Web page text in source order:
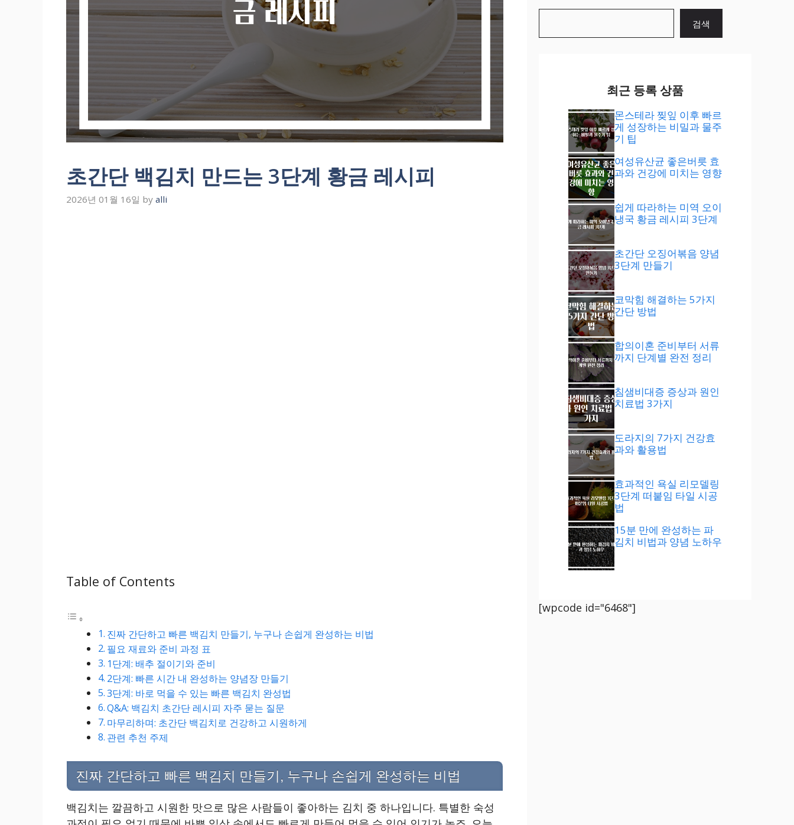
초간단 백김치 만드는 3단계 황금 레시피
2026년 01월 16일 by alli
Table of Contents
진짜 간단하고 빠른 백김치 만들기, 누구나 손쉽게 완성하는 비법
필요 재료와 준비 과정 표
1단계: 배추 절이기와 준비
2단계: 빠른 시간 내 완성하는 양념장 만들기
3단계: 바로 먹을 수 있는 빠른 백김치 완성법
Q&A: 백김치 초간단 레시피 자주 묻는 질문
마무리하며: 초간단 백김치로 건강하고 시원하게
관련 추천 주제
진짜 간단하고 빠른 백김치 만들기, 누구나 손쉽게 완성하는 비법
백김치는 깔끔하고 시원한 맛으로 많은 사람들이 좋아하는 김치 중 하나입니다. 특별한 숙성
검색
최근 등록 상품
몬스테라 찢잎 이후 빠르
게 성장하는 비밀과 물주
기 팁
여성유산균 좋은버릇 효
과와 건강에 미치는 영향
쉽게 따라하는 미역 오이
냉국 황금 레시피 3단계
초간단 오징어볶음 양념
3단계 만들기
코막힘 해결하는 5가지
간단 방법
합의이혼 준비부터 서류
까지 단계별 완전 정리
침샘비대증 증상과 원인
치료법 3가지
도라지의 7가지 건강효
과와 활용법
효과적인 욕실 리모델링
3단계 떠붙임 타일 시공
법
15분 만에 완성하는 파
김치 비법과 양념 노하우
[wpcode id="6468"]